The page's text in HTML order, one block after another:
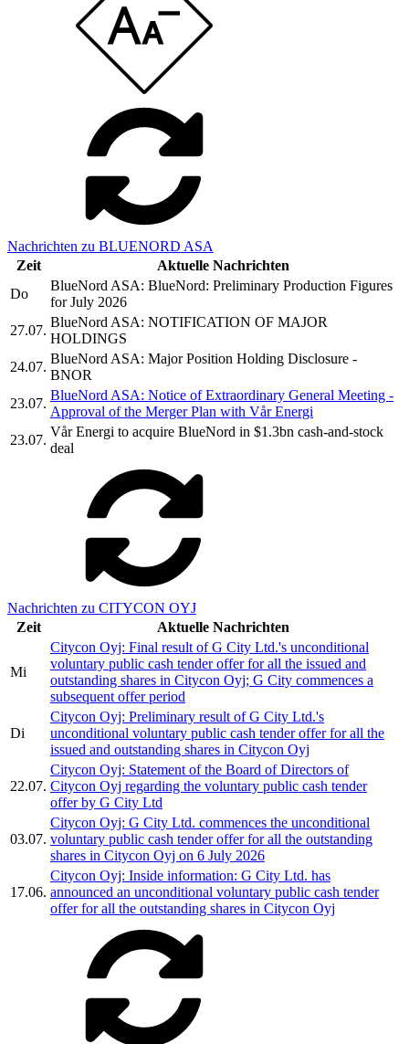
Nachrichten zu BLUENORD ASA
Zeit
Aktuelle Nachrichten
Do
BlueNord ASA: BlueNord: Preliminary Production Figures
for July 2026
27.07.
BlueNord ASA: NOTIFICATION OF MAJOR
HOLDINGS
24.07.
BlueNord ASA: Major Position Holding Disclosure -
BNOR
23.07.
BlueNord ASA: Notice of Extraordinary General Meeting -
Approval of the Merger Plan with Vår Energi
23.07.
Vår Energi to acquire BlueNord in $1.3bn cash-and-stock
deal
Nachrichten zu CITYCON OYJ
Zeit
Aktuelle Nachrichten
Mi
Citycon Oyj: Final result of G City Ltd.'s unconditional
voluntary public cash tender offer for all the issued and
outstanding shares in Citycon Oyj; G City commences a
subsequent offer period
Di
Citycon Oyj: Preliminary result of G City Ltd.'s
unconditional voluntary public cash tender offer for all the
issued and outstanding shares in Citycon Oyj
22.07.
Citycon Oyj: Statement of the Board of Directors of
Citycon Oyj regarding the voluntary public cash tender
offer by G City Ltd
03.07.
Citycon Oyj: G City Ltd. commences the unconditional
voluntary public cash tender offer for all the outstanding
shares in Citycon Oyj on 6 July 2026
17.06.
Citycon Oyj: Inside information: G City Ltd. has
announced an unconditional voluntary public cash tender
offer for all the outstanding shares in Citycon Oyj